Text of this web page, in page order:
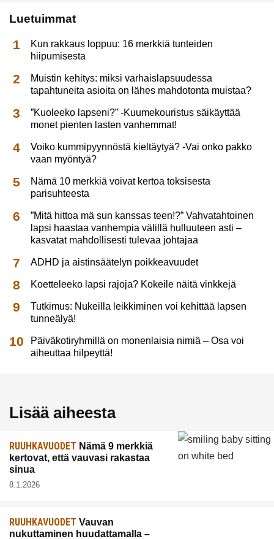
Luetuimmat
Kun rakkaus loppuu: 16 merkkiä tunteiden
hiipumisesta
Muistin kehitys: miksi varhaislapsuudessa
tapahtuneita asioita on lähes mahdotonta muistaa?
”Kuoleeko lapseni?” -Kuumekouristus säikäyttää
monet pienten lasten vanhemmat!
Voiko kummipyynnöstä kieltäytyä? -Vai onko pakko
vaan myöntyä?
Nämä 10 merkkiä voivat kertoa toksisesta
parisuhteesta
”Mitä hittoa mä sun kanssas teen!?” Vahvatahtoinen
lapsi haastaa vanhempia välillä hulluuteen asti –
kasvatat mahdollisesti tulevaa johtajaa
ADHD ja aistinsäätelyn poikkeavuudet
Koetteleeko lapsi rajoja? Kokeile näitä vinkkejä
Tutkimus: Nukeilla leikkiminen voi kehittää lapsen
tunneälyä!
Päiväkotiryhmillä on monenlaisia nimiä – Osa voi
aiheuttaa hilpeyttä!
Lisää aiheesta
RUUHKAVUODET Nämä 9 merkkiä
kertovat, että vauvasi rakastaa
sinua
8.1.2026
RUUHKAVUODET Vauvan
nukuttaminen huudattamalla –